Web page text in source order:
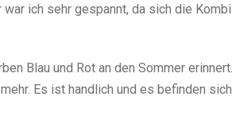
ich sehr gespannt, da sich die Kombi
Blau und Rot an den Sommer erinnert.
Es ist handlich und es befinden sich